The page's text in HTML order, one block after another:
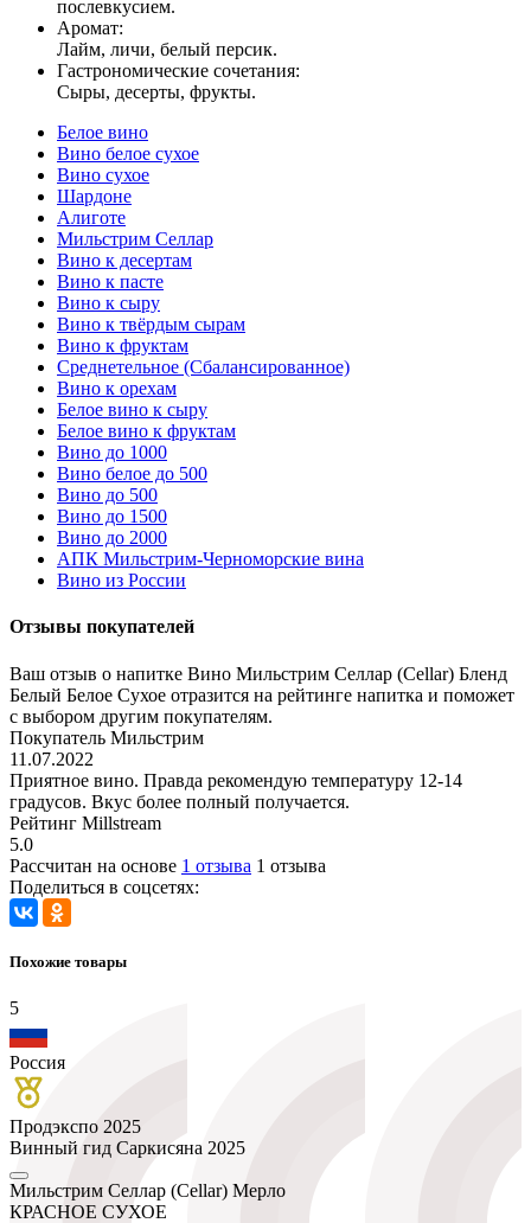
послевкусием.
Аромат:
Лайм, личи, белый персик.
Гастрономические сочетания:
Сыры, десерты, фрукты.
Белое вино
Вино белое сухое
Вино сухое
Шардоне
Алиготе
Мильстрим Селлар
Вино к десертам
Вино к пасте
Вино к сыру
Вино к твёрдым сырам
Вино к фруктам
Среднетельное (Сбалансированное)
Вино к орехам
Белое вино к сыру
Белое вино к фруктам
Вино до 1000
Вино белое до 500
Вино до 500
Вино до 1500
Вино до 2000
АПК Мильстрим-Черноморские вина
Вино из России
Отзывы покупателей
Ваш отзыв о напитке Вино Мильстрим Селлар (Cellar) Бленд
Белый Белое Сухое отразится на рейтинге напитка и поможет
с выбором другим покупателям.
Покупатель Мильстрим
11.07.2022
Приятное вино. Правда рекомендую температуру 12-14
градусов. Вкус более полный получается.
Рейтинг Millstream
5.0
Рассчитан на основе 1 отзыва 1 отзыва
Поделиться в соцсетях:
Похожие товары
5
Россия
Продэкспо 2025
Винный гид Саркисяна 2025
Мильстрим Селлар (Cellar) Мерло
КРАСНОЕ СУХОЕ